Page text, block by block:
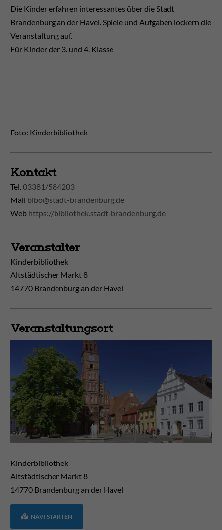
Die Kinder erfahren interessantes über die Stadt
Brandenburg an der Havel. Spiele und Aufgaben lockern die
Veranstaltung auf.
Für Kinder der 3. und 4. Klasse
Foto: Kinderbibliothek
Kontakt
Tel.03381/584203
Mail bibo@stadt-brandenburg.de
Web https://bibliothek.stadt-brandenburg.de
Veranstalter
Kinderbibliothek
Altstädtischer Markt 8
14770 Brandenburg an der Havel
Veranstaltungsort
Kinderbibliothek
Altstädtischer Markt 8
14770 Brandenburg an der Havel
NAVI STARTEN